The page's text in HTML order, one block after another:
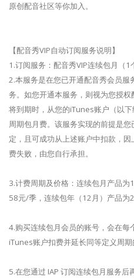
原创配音社区等你加入。
【配音秀VIP自动订阅服务说明】
1.订阅服务：配音秀VIP连续包月（1
2.本服务是在您已开通配音秀会员
务。如您开通本服务，则视为您授
将到期时，从您的iTunes账户（以
周期包月费。该服务实现的前提是
定，且可成功从上述账户中扣款，
费失败，由您自行承担。
3.计费周期及价格：连续包月产品
58元/季，连续包年（12月）产品为
4.购买连续包月会员的账号，会在
iTunes账户扣费并延长同等定义周期
5.在您通过 IAP 订阅连续包月服务后